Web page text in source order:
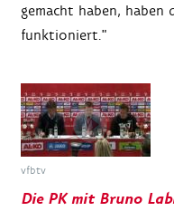
gemacht haben, haben
funktioniert."
vfbtv
Die PK mit Bruno